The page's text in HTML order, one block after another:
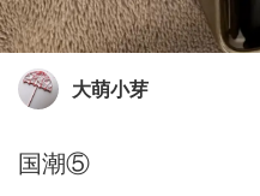
大萌小芽
国潮⑤